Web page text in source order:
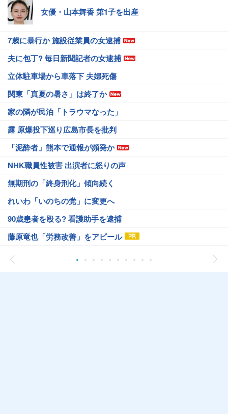
女優・山本舞香 第1子を出産
7歳に暴行か 施設従業員の女逮捕
夫に包丁? 毎日新聞記者の女逮捕
立体駐車場から車落下 夫婦死傷
関東「真夏の暑さ」は終了か
家の隣が民泊「トラウマなった」
露 原爆投下巡り広島市長を批判
「泥酔者」熊本で通報が頻発か
NHK職員性被害 出演者に怒りの声
無期刑の「終身刑化」傾向続く
れいわ「いのちの党」に変更へ
90歳患者を殴る? 看護助手を逮捕
藤原竜也「労務改善」をアピール